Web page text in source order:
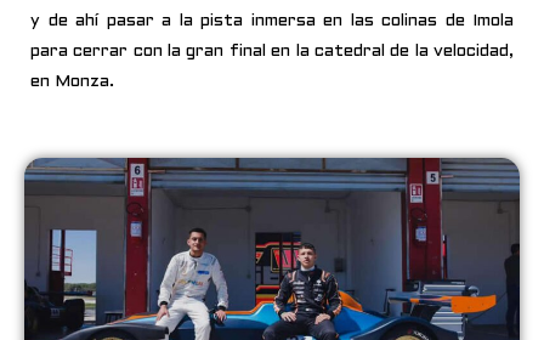
y de ahí pasar a la pista inmersa en las colinas de Imola
para cerrar con la gran final en la catedral de la velocidad,
en Monza.